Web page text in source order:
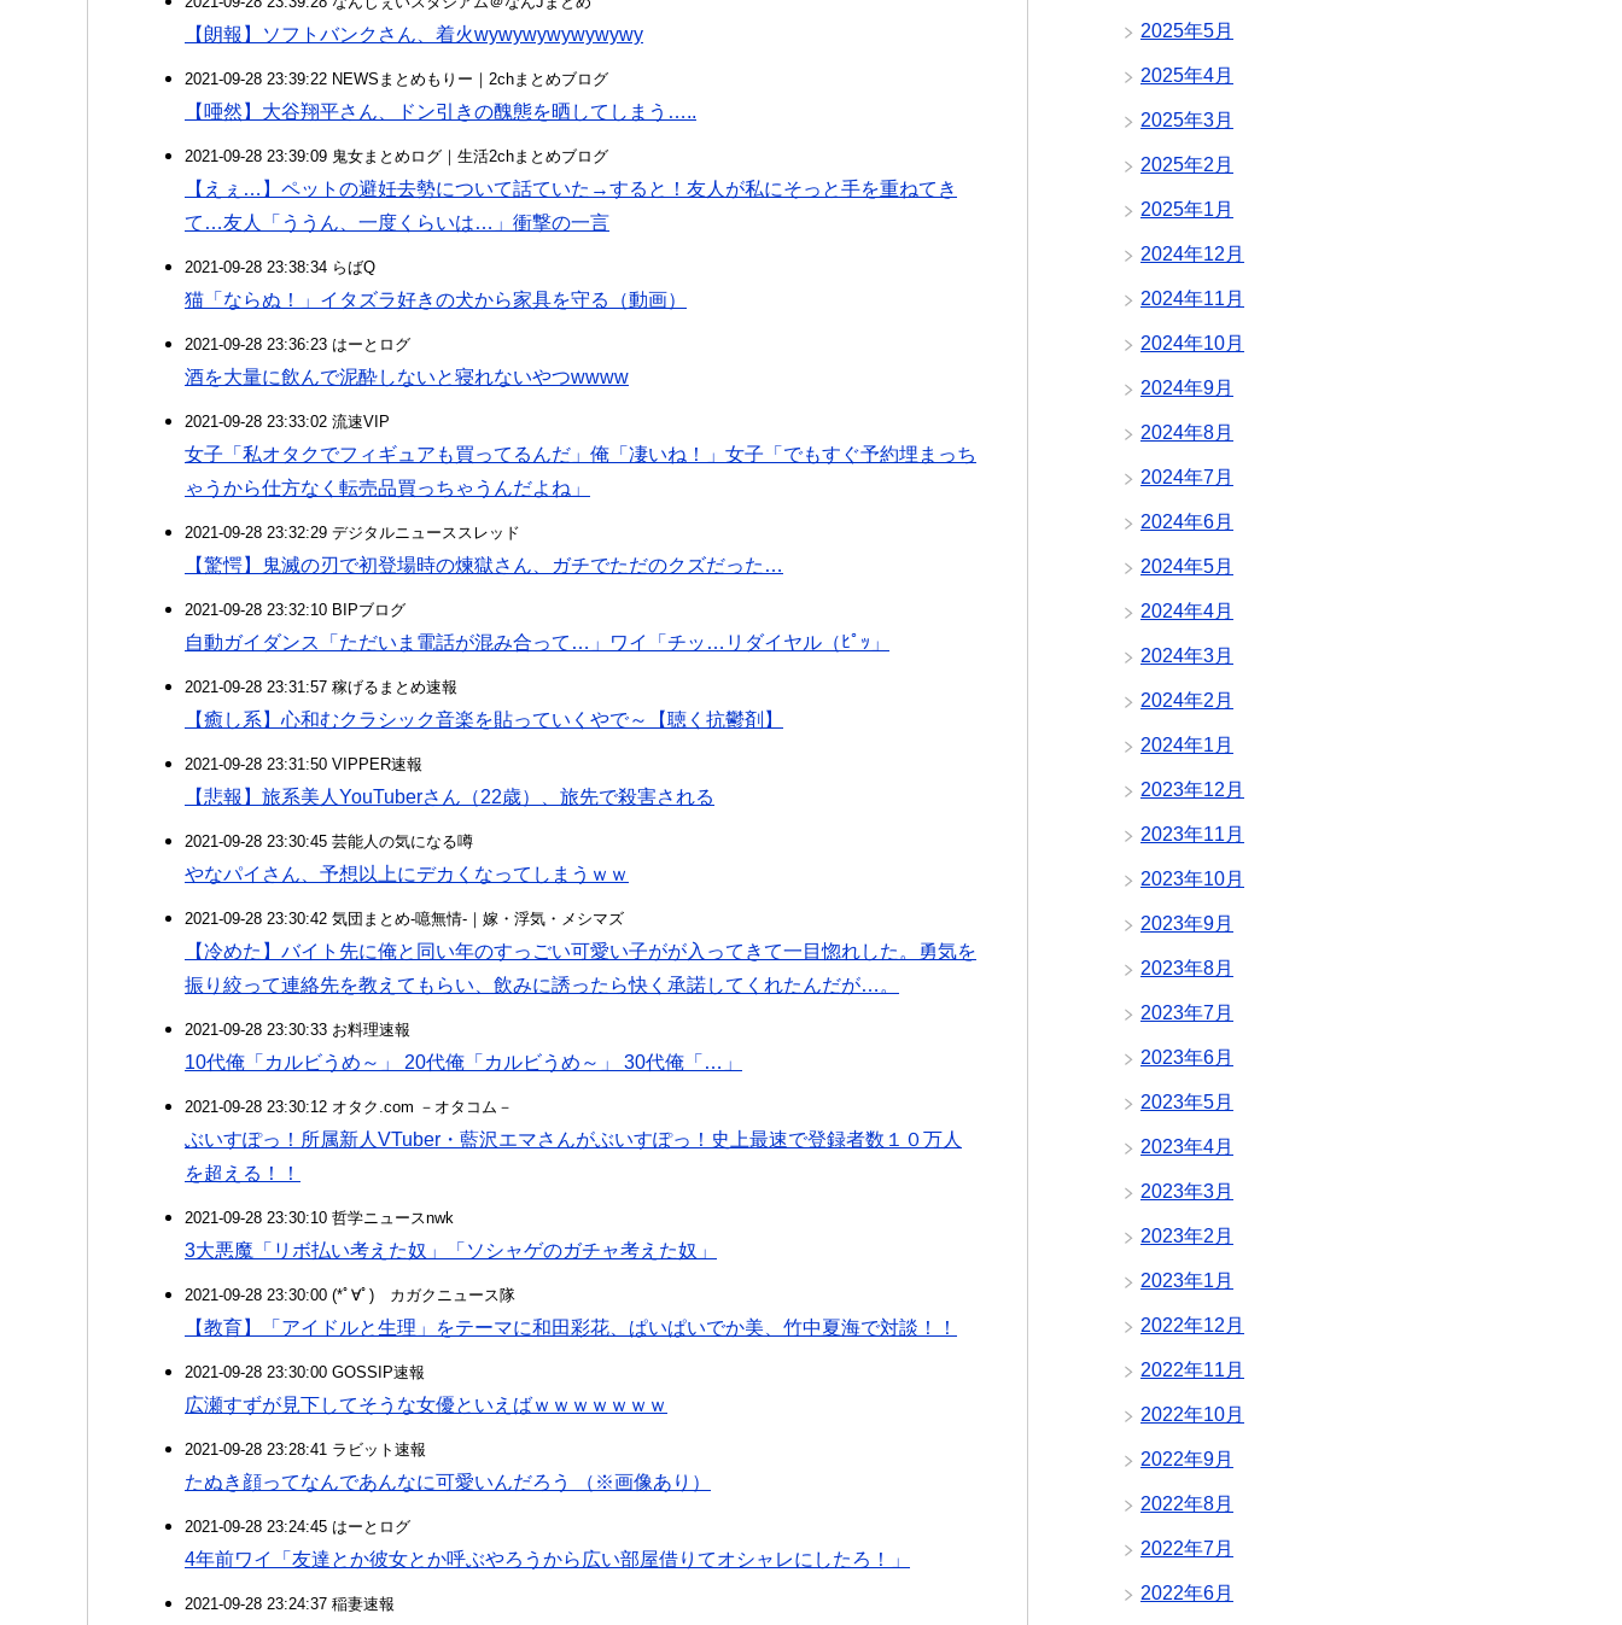
【朗報】ソフトバンクさん、着火wywywywywywywy
2021-09-28 23:39:22 NEWSまとめもりー｜2chまとめブログ
【唖然】大谷翔平さん、ドン引きの醜態を晒してしまう…..
2021-09-28 23:39:09 鬼女まとめログ｜生活2chまとめブログ
【えぇ…】ペットの避妊去勢について話ていた→すると！友人が私にそっと手を重ねてき
て…友人「ううん、一度くらいは…」衝撃の一言
2021-09-28 23:38:34 らばQ
猫「ならぬ！」イタズラ好きの犬から家具を守る（動画）
2021-09-28 23:36:23 はーとログ
酒を大量に飲んで泥酔しないと寝れないやつwwww
2021-09-28 23:33:02 流速VIP
女子「私オタクでフィギュアも買ってるんだ」俺「凄いね！」女子「でもすぐ予約埋まっち
ゃうから仕方なく転売品買っちゃうんだよね」
2021-09-28 23:32:29 デジタルニューススレッド
【驚愕】鬼滅の刃で初登場時の煉獄さん、ガチでただのクズだった…
2021-09-28 23:32:10 BIPブログ
自動ガイダンス「ただいま電話が混み合って…」ワイ「チッ…リダイヤル（ﾋﾟｯ」
2021-09-28 23:31:57 稼げるまとめ速報
【癒し系】心和むクラシック音楽を貼っていくやで～【聴く抗鬱剤】
2021-09-28 23:31:50 VIPPER速報
【悲報】旅系美人YouTuberさん（22歳）、旅先で殺害される
2021-09-28 23:30:45 芸能人の気になる噂
やなパイさん、予想以上にデカくなってしまうｗｗ
2021-09-28 23:30:42 気団まとめ-噫無情-｜嫁・浮気・メシマズ
【冷めた】バイト先に俺と同い年のすっごい可愛い子がが入ってきて一目惚れした。勇気を
振り絞って連絡先を教えてもらい、飲みに誘ったら快く承諾してくれたんだが…。
2021-09-28 23:30:33 お料理速報
10代俺「カルビうめ～」 20代俺「カルビうめ～」 30代俺「…」
2021-09-28 23:30:12 オタク.com －オタコム－
ぶいすぽっ！所属新人VTuber・藍沢エマさんがぶいすぽっ！史上最速で登録者数１０万人
を超える！！
2021-09-28 23:30:10 哲学ニュースnwk
3大悪魔「リボ払い考えた奴」「ソシャゲのガチャ考えた奴」
2021-09-28 23:30:00 (*ﾟ∀ﾟ)ゞカガクニュース隊
【教育】「アイドルと生理」をテーマに和田彩花、ぱいぱいでか美、竹中夏海で対談！！
2021-09-28 23:30:00 GOSSIP速報
広瀬すずが見下してそうな女優といえばｗｗｗｗｗｗｗ
2021-09-28 23:28:41 ラビット速報
たぬき顔ってなんであんなに可愛いんだろう （※画像あり）
2021-09-28 23:24:45 はーとログ
4年前ワイ「友達とか彼女とか呼ぶやろうから広い部屋借りてオシャレにしたろ！」
2021-09-28 23:24:37 稲妻速報
2025年5月
2025年4月
2025年3月
2025年2月
2025年1月
2024年12月
2024年11月
2024年10月
2024年9月
2024年8月
2024年7月
2024年6月
2024年5月
2024年4月
2024年3月
2024年2月
2024年1月
2023年12月
2023年11月
2023年10月
2023年9月
2023年8月
2023年7月
2023年6月
2023年5月
2023年4月
2023年3月
2023年2月
2023年1月
2022年12月
2022年11月
2022年10月
2022年9月
2022年8月
2022年7月
2022年6月